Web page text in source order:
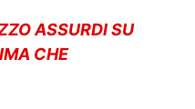
ASSURDI SU
CHE